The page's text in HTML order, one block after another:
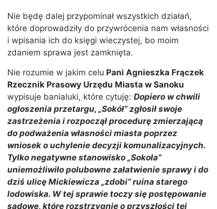
Nie będę dalej przypominał wszystkich działań,
które doprowadziły do przywrócenia nam własności
i wpisania ich do księgi wieczystej, bo moim
zdaniem sprawa jest zamknięta.
Nie rozumie w jakim celu Pani Agnieszka Frączek
Rzecznik Prasowy Urzędu Miasta w Sanoku
wypisuje banialuki, które cytuję: Dopiero w chwili
ogłoszenia przetargu, „Sokół” zgłosił swoje
zastrzeżenia i rozpoczął procedurę zmierzającą
do podważenia własności miasta poprzez
wniosek o uchylenie decyzji komunalizacyjnych.
Tylko negatywne stanowisko „Sokoła”
uniemożliwiło polubowne załatwienie sprawy i do
dziś ulicę Mickiewicza „zdobi” ruina starego
lodowiska. W tej sprawie toczy się postępowanie
sądowe, które rozstrzygnie o przyszłości tej